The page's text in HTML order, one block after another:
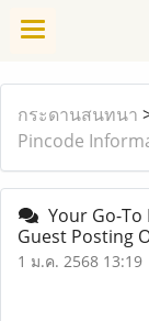
กระดานสนทนา
Pincode
Your Go-
Guest Posting
1 ม.ค. 2568 13:19